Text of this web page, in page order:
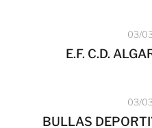
03/
E.F. C.D.
03/
BULLAS